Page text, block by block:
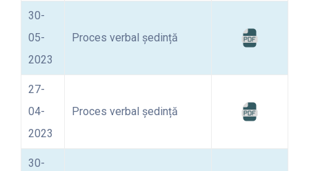
30-
05-
2023
Proces verbal ședință
27-
04-
2023
Proces verbal ședință
30-